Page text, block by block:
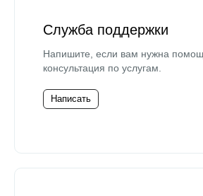
Служба поддержки
Напишите, если вам нужна
консультация по услугам.
Написать